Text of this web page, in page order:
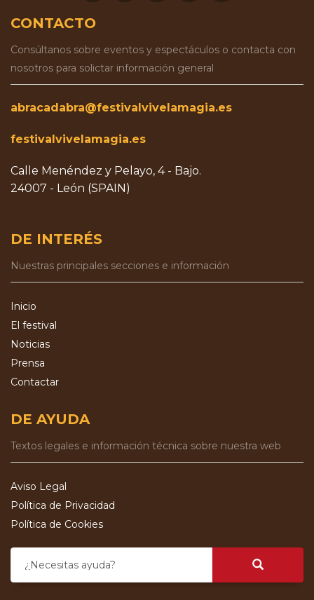
CONTACTO
Consúltanos sobre eventos y espectáculos o contacta con
nosotros para solictar información general
abracadabra@festivalvivelamagia.es
festivalvivelamagia.es
Calle Menéndez y Pelayo, 4 - Bajo.
24007 - León (SPAIN)
DE INTERÉS
Nuestras principales secciones e información
Inicio
El festival
Noticias
Prensa
Contactar
DE AYUDA
Textos legales e información técnica sobre nuestra web
Aviso Legal
Política de Privacidad
Política de Cookies
¿Necesitas ayuda?